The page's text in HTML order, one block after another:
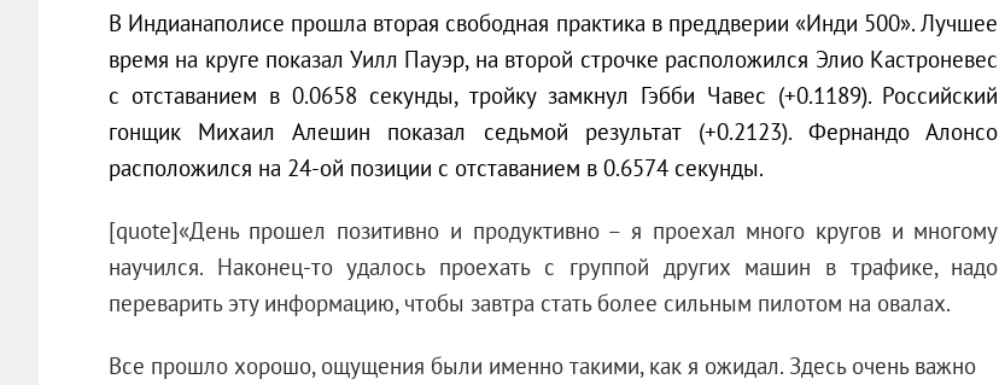
В Индианаполисе прошла вторая свободная практика в преддверии «Инди 500». Лучшее
время на круге показал Уилл Пауэр, на второй строчке расположился Элио Кастроневес
с отставанием в 0.0658 секунды, тройку замкнул Гэбби Чавес (+0.1189). Российский
гонщик Михаил Алешин показал седьмой результат (+0.2123). Фернандо Алонсо
расположился на 24-ой позиции с отставанием в 0.6574 секунды.
[quote]«День прошел позитивно и продуктивно – я проехал много кругов и многому
научился. Наконец-то удалось проехать с группой других машин в трафике, надо
переварить эту информацию, чтобы завтра стать более сильным пилотом на овалах.
Все прошло хорошо, ощущения были именно такими, как я ожидал. Здесь очень важно